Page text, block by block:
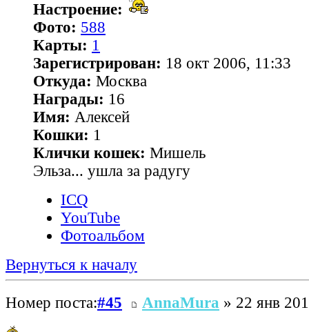
Настроение:
Фото: 588
Карты: 1
Зарегистрирован: 18 окт 2006, 11:33
Откуда: Москва
Награды: 16
Имя: Алексей
Кошки: 1
Клички кошек: Мишель
Эльза... ушла за радугу
ICQ
YouTube
Фотоальбом
Вернуться к началу
Номер поста:#45 AnnaMura » 22 янв